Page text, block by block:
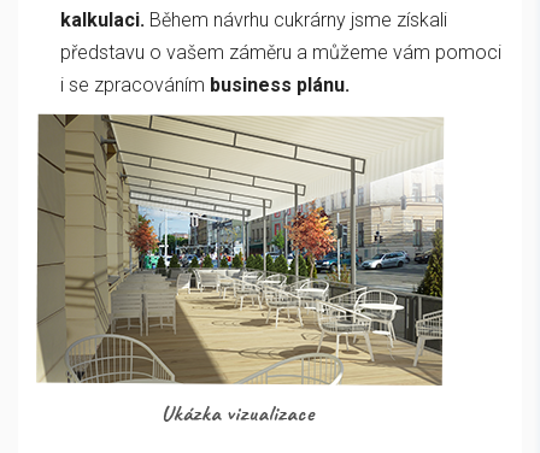
kalkulaci. Během návrhu cukrárny jsme získali
představu o vašem záměru a můžeme vám pomoci
i se zpracováním business plánu.